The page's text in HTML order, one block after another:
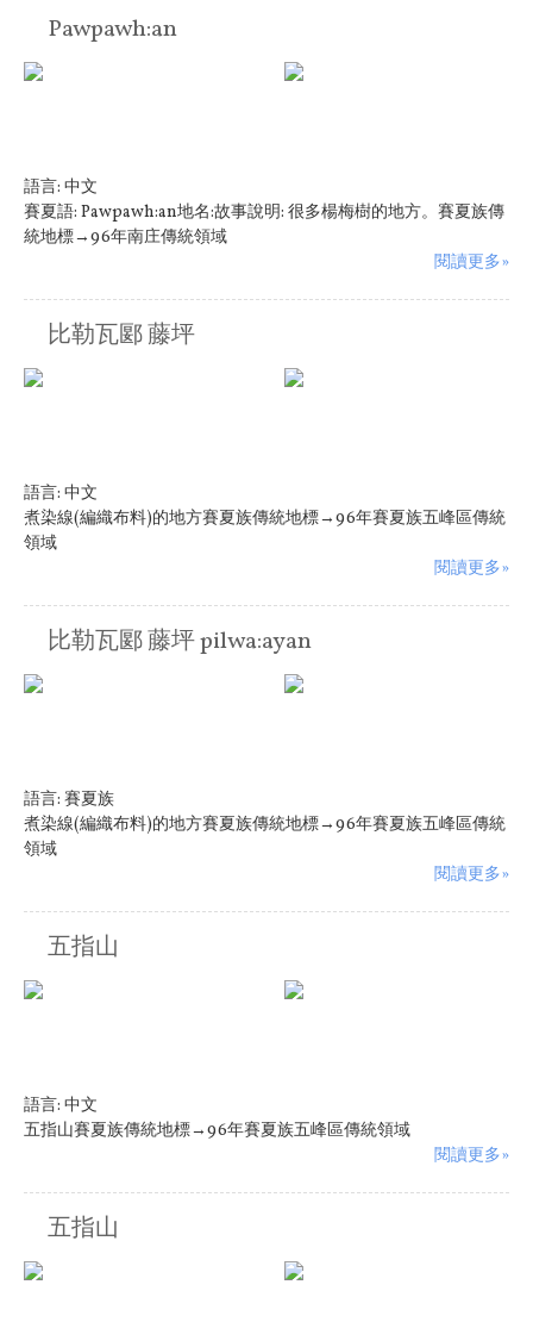
Pawpawh:an
語言: 中文
賽夏語: Pawpawh:an地名:故事說明: 很多楊梅樹的地方。賽夏族傳
統地標→96年南庄傳統領域
閱讀更多»
比勒瓦郾 藤坪
語言: 中文
煮染線(編織布料)的地方賽夏族傳統地標→96年賽夏族五峰區傳統
領域
閱讀更多»
比勒瓦郾 藤坪 pilwa:ayan
語言: 賽夏族
煮染線(編織布料)的地方賽夏族傳統地標→96年賽夏族五峰區傳統
領域
閱讀更多»
五指山
語言: 中文
五指山賽夏族傳統地標→96年賽夏族五峰區傳統領域
閱讀更多»
五指山